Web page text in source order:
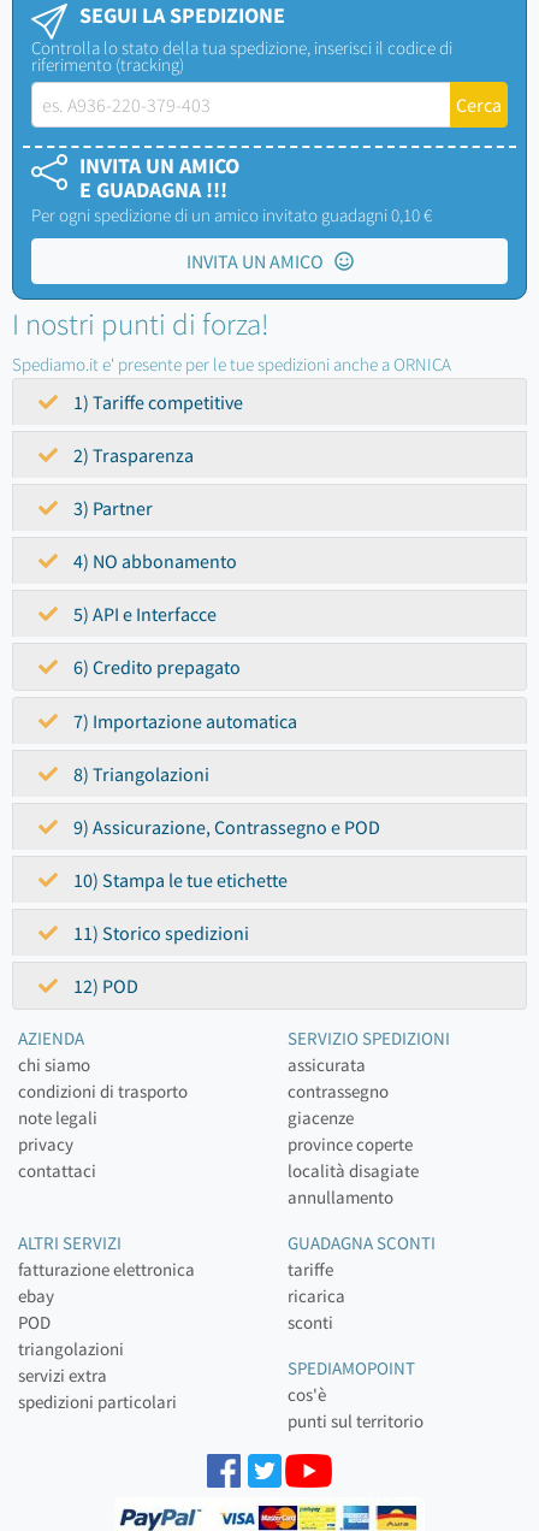
SEGUI LA SPEDIZIONE
Controlla lo stato della tua spedizione, inserisci il codice di
riferimento (tracking)
INVITA UN AMICO
E GUADAGNA !!!
Per ogni spedizione di un amico invitato guadagni 0,10 €
INVITA UN AMICO
I nostri punti di forza!
Spediamo.it e' presente per le tue spedizioni anche a ORNICA
1) Tariffe competitive
2) Trasparenza
3) Partner
4) NO abbonamento
5) API e Interfacce
6) Credito prepagato
7) Importazione automatica
8) Triangolazioni
9) Assicurazione, Contrassegno e POD
10) Stampa le tue etichette
11) Storico spedizioni
12) POD
AZIENDA
chi siamo
condizioni di trasporto
note legali
privacy
contattaci
SERVIZIO SPEDIZIONI
assicurata
contrassegno
giacenze
province coperte
località disagiate
annullamento
ALTRI SERVIZI
fatturazione elettronica
ebay
POD
triangolazioni
servizi extra
spedizioni particolari
GUADAGNA SCONTI
tariffe
ricarica
sconti
SPEDIAMOPOINT
cos'è
punti sul territorio